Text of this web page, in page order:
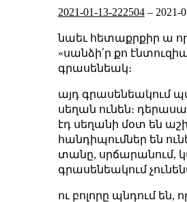
2021-01-13-222504– 2021-
նաեւ հետաքրքիր ա որ
«սանձի՛ր քո
գրասենեակ։
այդ գրասենեակում
սեղան ունեն։
էդ սեղանի մօտ են
հանդիպումներ են
տանը, սրճարանում,
գրասենեակում
ու բոլորը պնդում են,